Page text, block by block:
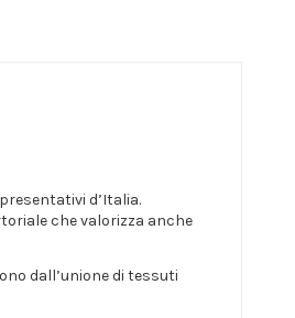
d’Italia.
che valorizza anche
dall’unione di tessuti